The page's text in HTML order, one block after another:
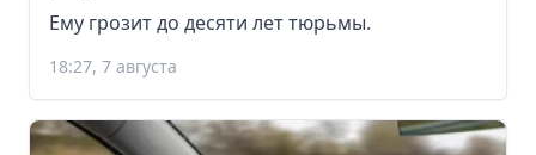
Ему грозит до десяти лет тюрьмы.
18:27, 7 августа